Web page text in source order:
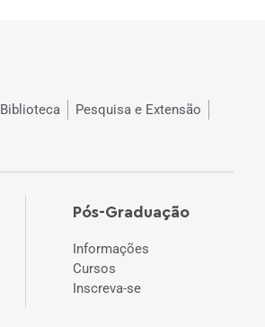
Biblioteca
Pesquisa e Extensão
Pós-Graduação
Informações
Cursos
Inscreva-se